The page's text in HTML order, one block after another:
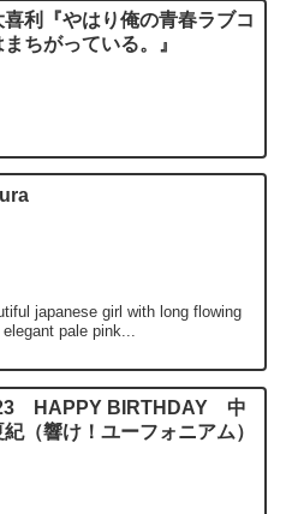
喜利『やはり俺の青春ラブコ
まちがっている。』
japanese girl with long flowing
pale pink...
HAPPY BIRTHDAY 中
紀（響け！ユーフォニアム）